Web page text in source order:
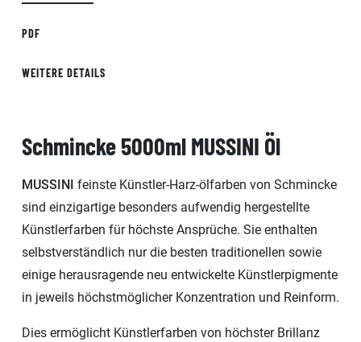
PDF
WEITERE DETAILS
Schmincke 5000ml MUSSINI Öl
MUSSINI feinste Künstler-Harz-ölfarben von Schmincke
sind einzigartige besonders aufwendig hergestellte
Künstlerfarben für höchste Ansprüche. Sie enthalten
selbstverständlich nur die besten traditionellen sowie
einige herausragende neu entwickelte Künstlerpigmente
in jeweils höchstmöglicher Konzentration und Reinform.
Dies ermöglicht Künstlerfarben von höchster Brillanz